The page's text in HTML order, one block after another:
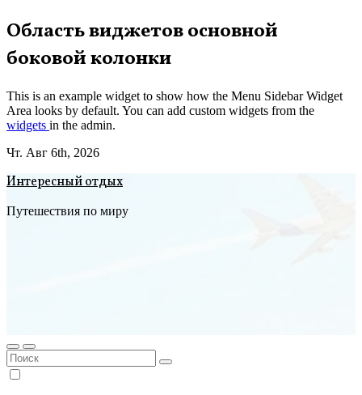
Перейти
к
содержимому
Область виджетов основной
боковой колонки
This is an example widget to show how the Menu Sidebar Widget
Area looks by default. You can add custom widgets from the
widgets in the admin.
Чт. Авг 6th, 2026
Интересный отдых
Путешествия по миру